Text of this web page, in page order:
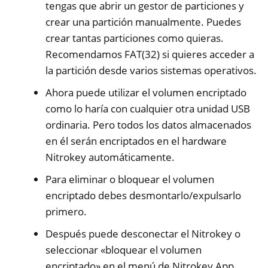
tengas que abrir un gestor de particiones y
crear una partición manualmente. Puedes
crear tantas particiones como quieras.
Recomendamos FAT(32) si quieres acceder a
la partición desde varios sistemas operativos.
Ahora puede utilizar el volumen encriptado
como lo haría con cualquier otra unidad USB
ordinaria. Pero todos los datos almacenados
en él serán encriptados en el hardware
Nitrokey automáticamente.
Para eliminar o bloquear el volumen
encriptado debes desmontarlo/expulsarlo
primero.
Después puede desconectar el Nitrokey o
seleccionar «bloquear el volumen